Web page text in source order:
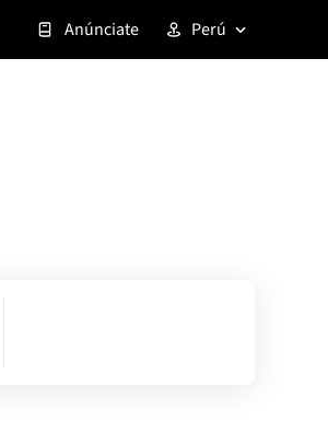
Anúnciate Perú